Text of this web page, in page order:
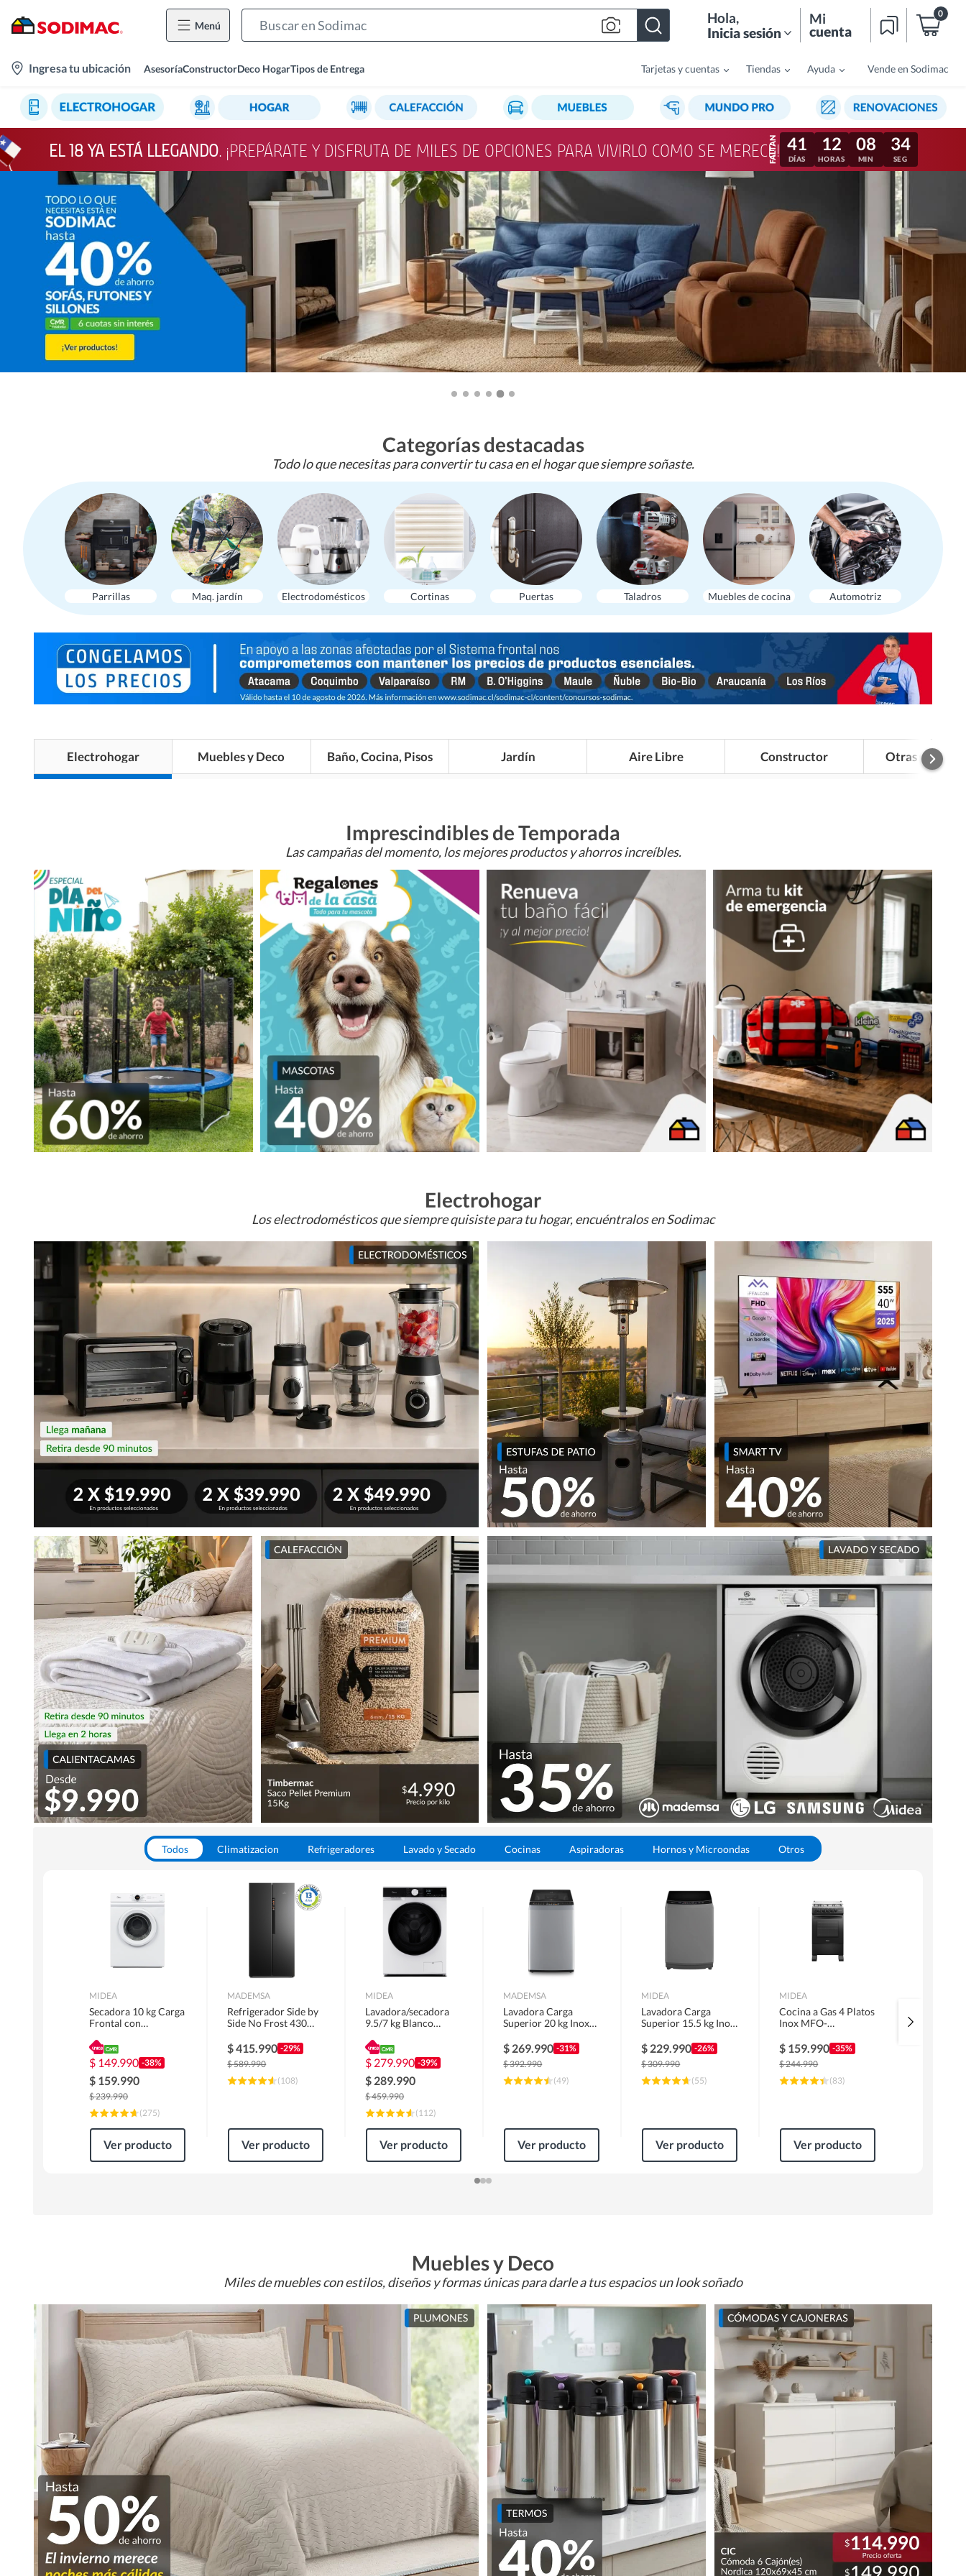
Menú Hola,
Inicia sesión
Mi
cuenta
0
location-
Ingresa tu ubicación AsesoríaConstructorDeco HogarTipos de Entrega Tarjetas y cuentas Tiendas Ayuda Vende en Sodimac
EL 18 YA ESTÁ LLEGANDO. ¡PREPÁRATE Y DISFRUTA DE MILES DE OPCIONES PARA VIVIRLO COMO SE MERECE! 41
DÍAS
12
HORAS
08
MIN
31
SEG
Categorías destacadas
Todo lo que necesitas para convertir tu casa en el hogar que siempre soñaste.
Parrillas Maq. jardín Electrodomésticos Cortinas Puertas Taladros Muebles de cocina Automotriz
Electrohogar Muebles y Deco Baño, Cocina, Pisos Jardín Aire Libre Constructor Otras
Imprescindibles de Temporada
Las campañas del momento, los mejores productos y ahorros increíbles.
Electrohogar
Los electrodomésticos que siempre quisiste para tu hogar, encuéntralos en Sodimac
Todos Climatizacion Refrigeradores Lavado y Secado Cocinas Aspiradoras Hornos y Microondas Otros
MIDEA
Secadora 10 kg Carga
Frontal con
MD100A100/W2
$ 149.990 -38%
$ 159.990
$239.990
(275)
Ver producto
MADEMSA
Refrigerador Side by
Side No Frost 430
MAS430B
$415.990 -29%
$589.990
(108)
Ver producto
MIDEA
Lavadora/secadora
9.5/7 kg Blanco
$ 279.990 -39%
$ 289.990
$459.990
(112)
Ver producto
MADEMSA
Lavadora Carga
Superior 20 kg Inox
$ 269.990 -31%
$392.990
(49)
Ver producto
MIDEA
Lavadora Carga
Superior 15.5 kg Inox
$ 229.990 -26%
$309.990
(55)
Ver producto
MIDEA
Cocina a Gas 4 Platos
Inox MFO-
$ 159.990 -35%
$244.990
(83)
Ver producto
Muebles y Deco
Miles de muebles con estilos, diseños y formas únicas para darle a tus espacios un look soñado